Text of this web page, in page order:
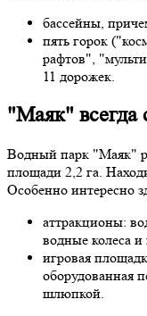
бассейны,
пять горок
рафтов",
11 дорожек.
"Маяк" всегда
Водный парк "Маяк"
площади 2,2 га.
Особенно интересно
аттракционы:
водные колеса
игровая
оборудованная
шлюпкой.